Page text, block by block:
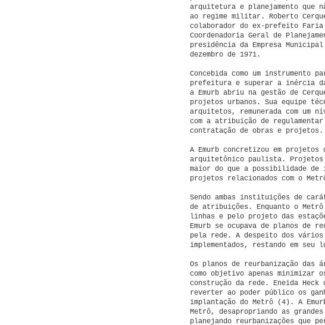
arquitetura e planejamento que
ao regime militar. Roberto
colaborador do ex-prefeito
Coordenadoria Geral de
presidência da Empresa
dezembro de 1971.
Concebida como um
prefeitura e superar a inércia
a Emurb abriu na gestão de
projetos urbanos. Sua equipe
arquitetos, remunerada com
com a atribuição de
contratação de obras e projetos.
A Emurb concretizou em
arquitetônico paulista. Projetos
maior do que a possibilidade
projetos relacionados com o
Sendo ambas instituições de
de atribuições. Enquanto o
linhas e pelo projeto das
Emurb se ocupava de planos de
pela rede. A despeito dos
implementados, restando em seu
Os planos de reurbanização das
como objetivo apenas minimizar
construção da rede. Eneida
reverter ao poder público os
implantação do Metrô (4). A
Metrô, desapropriando as
planejando reurbanizações que